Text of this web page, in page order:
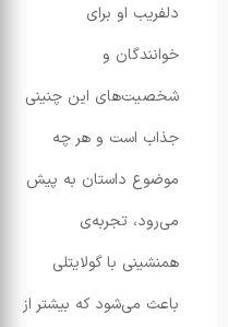
او برای
این چنینی
و هر چه
داستان به پیش
تجربه‌ی
با گولایتلی
که بیشتر از